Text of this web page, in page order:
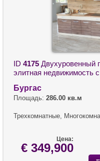
ID 4175 Двухуровенный
элитная недвижимость
Бургас
Площадь: 286.00 кв.м
Трехкомнатные,
Цена:
€ 349,900